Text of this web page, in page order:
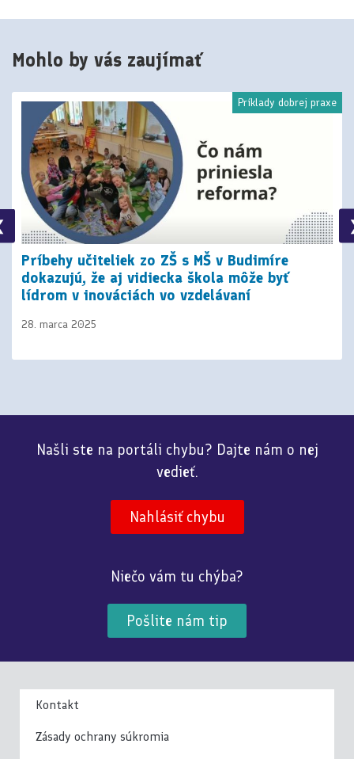
Mohlo by vás zaujímať
Príklady dobrej praxe
Príbehy učiteliek zo ZŠ s MŠ v Budimíre
dokazujú, že aj vidiecka škola môže byť
lídrom v inováciách vo vzdelávaní
28. marca 2025
Našli ste na portáli chybu? Dajte nám o nej
vedieť.
Nahlásiť chybu
Niečo vám tu chýba?
Pošlite nám tip
Kontakt
Zásady ochrany súkromia